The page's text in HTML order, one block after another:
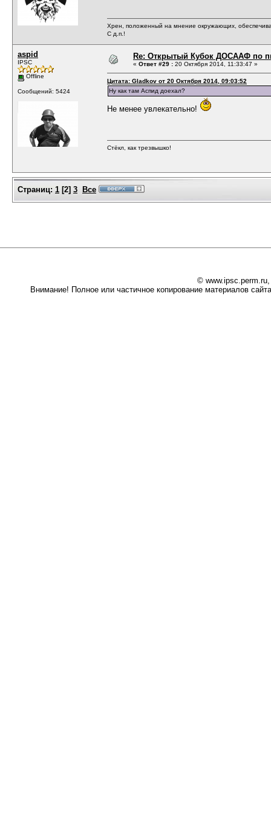
Хрен, положенный на мнение окружающих,
С д.п.!
aspid
IPSC
Offline
Сообщений: 5424
Re: Открытый Кубок ДОСААФ по
« Ответ #29 : 20 Октября 2014, 11:33:47 »
Цитата: Gladkov от 20 Октября 2014, 09:03:52
Ну как там Аспид доехал?
Не менее увлекательно!
Стёкл, как трезвышко!
Страниц: 1 [2] 3 Все
©
Внимание! Полное или частичное копирование материалов